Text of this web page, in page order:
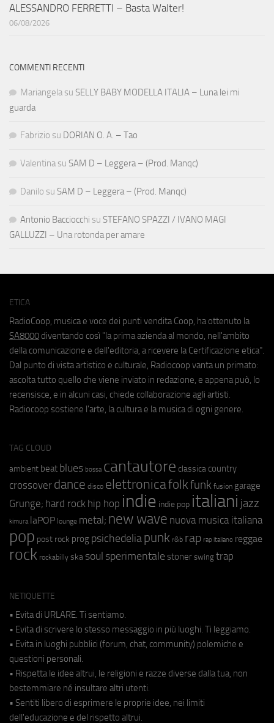
ALESSANDRO FERRETTI – Basta Walter!
06/08/2026
COMMENTI RECENTI
Mariangela su SELLY BABY MODELLA ITALIA – Luna lei mi
guarda
Fabrizio su DORIAN O. A. – Tao
Valentina su SAM D – Leggera – (Prod. Manqc)
Danilo su SAM D – Leggera – (Prod. Manqc)
Antonio Bacciocchi su STEFANO SPAZZI / IVANO MAGI
GALLUZZI – Una rotonda per amare
ETICA
RadioCoop, musica e voce dei punti vendita Coop, ha ottenuto la
SA8000 diventando così "la prima azienda al mondo, nell'ambito
della comunicazione e dell'editoria, a ricevere la Certificazione etica".
Dal punto di vista artistico e culturale, Radiocoop vanta un primato:
ascolta tutto quello che viene inviato in redazione, e appena può, lo
recensisce, e in alcuni casi, chiede collaborazione agli artisti.
Radiocoop sostiene l'arte, la cultura e la musica di ogni genere.
TAG CLOUD
ambient beat blues bossa cantautore classica country
crossover dance disco elettronicafolkfunk fusion garage
Grunge; hard rock hip hop indie indie pop italiani jazz
kimura laPOP lounge metal; new wave nuova musica italiana
pop post rock prog psichedeliapunk r&b rap rap italiano reggae
rock rockabilly ska soul sperimentale stoner swing trap
NETIQUETTE
• Evita di URLARE. Ti sentiamo.
• Evita di scrivere lo stesso messaggio in più luoghi. Ti leggiamo.
• Evita in luoghi pubblici (forum, chat, community) polemiche e
questioni personali.
• Rispetta le idee altrui, le religioni e razze diverse dalla tua, non
bestemmiare né insultare altri utenti.
• Sentiti libero di esprimere le proprie idee, nei limiti
dell'educazione e del rispetto altrui.